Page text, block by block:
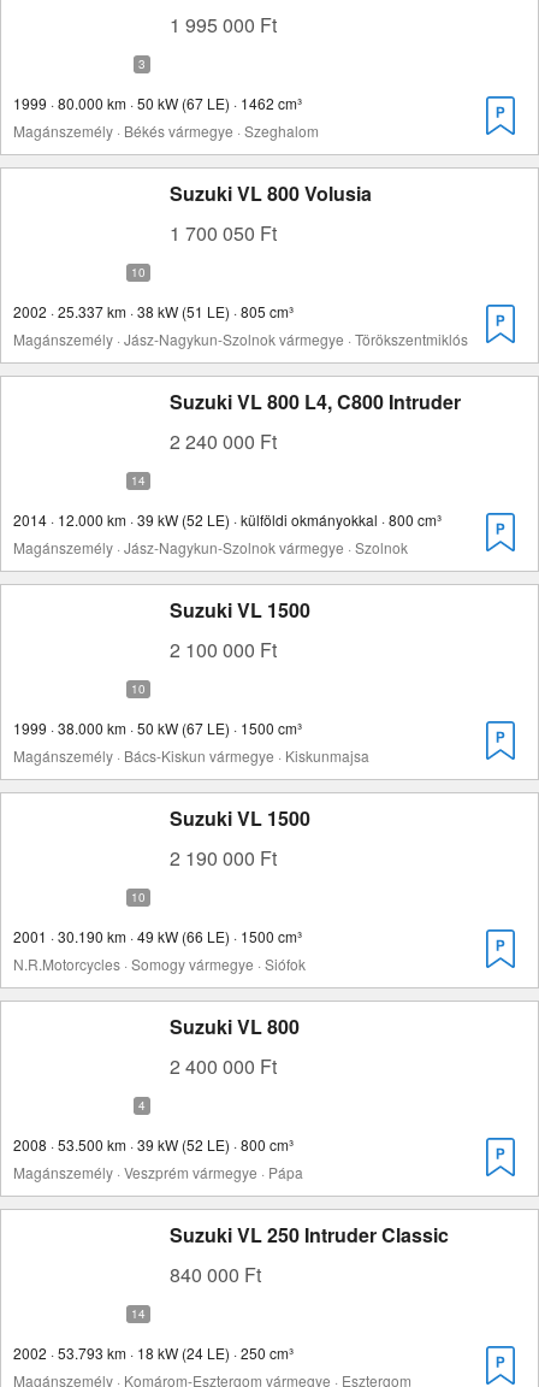
1 995 000 Ft
1999 · 80.000 km · 50 kW (67 LE) · 1462 cm³
Magánszemély · Békés vármegye · Szeghalom
Suzuki VL 800 Volusia
1 700 050 Ft
2002 · 25.337 km · 38 kW (51 LE) · 805 cm³
Magánszemély · Jász-Nagykun-Szolnok vármegye · Törökszentmiklós
Suzuki VL 800 L4, C800 Intruder
2 240 000 Ft
2014 · 12.000 km · 39 kW (52 LE) · külföldi okmányokkal · 800 cm³
Magánszemély · Jász-Nagykun-Szolnok vármegye · Szolnok
Suzuki VL 1500
2 100 000 Ft
1999 · 38.000 km · 50 kW (67 LE) · 1500 cm³
Magánszemély · Bács-Kiskun vármegye · Kiskunmajsa
Suzuki VL 1500
2 190 000 Ft
2001 · 30.190 km · 49 kW (66 LE) · 1500 cm³
N.R.Motorcycles · Somogy vármegye · Siófok
Suzuki VL 800
2 400 000 Ft
2008 · 53.500 km · 39 kW (52 LE) · 800 cm³
Magánszemély · Veszprém vármegye · Pápa
Suzuki VL 250 Intruder Classic
840 000 Ft
2002 · 53.793 km · 18 kW (24 LE) · 250 cm³
Magánszemély · Komárom-Esztergom vármegye · Esztergom